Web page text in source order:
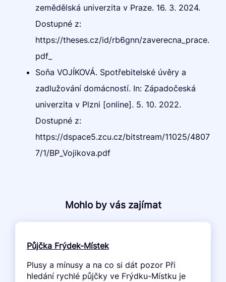
zemědělská univerzita v Praze. 16. 3. 2024.
Dostupné z:
https://theses.cz/id/rb6gnn/zaverecna_prace.
pdf_
Soňa VOJÍKOVÁ. Spotřebitelské úvěry a
zadlužování domácností. In: Západočeská
univerzita v Plzni [online]. 5. 10. 2022.
Dostupné z:
https://dspace5.zcu.cz/bitstream/11025/4807
7/1/BP_Vojikova.pdf
Mohlo by vás zajímat
Půjčka Frýdek-Místek
Plusy a mínusy a na co si dát pozor Při
hledání rychlé půjčky ve Frýdku-Místku je